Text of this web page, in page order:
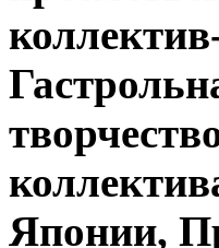
Японии,